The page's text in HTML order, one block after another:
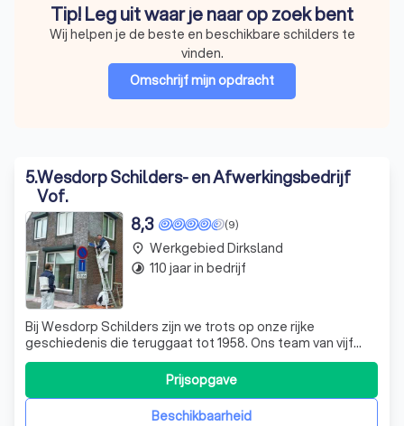
Tip! Leg uit waar je naar op zoek bent
Wij helpen je de beste en beschikbare schilders te
vinden.
Omschrijf mijn opdracht
5.Wesdorp Schilders- en Afwerkingsbedrijf
Vof.
(9)
8,3
Bij Wesdorp Schilders zijn we trots op onze rijke
geschiedenis die teruggaat tot 1958. Ons team van vijf
enthousiaste professionals staat klaar om u een
compleet pakket aan diensten te bieden. Of het nu gaat
om schilderwerk, glaszetten, behangen, of het leveren en
monteren van gordijnen en binnen- e
Beschikbaarheid
Prijsopgave
place Werkgebied Dirksland
timelapse 110 jaar in bedrijf